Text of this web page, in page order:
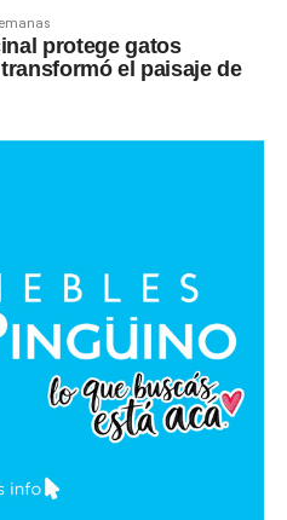
protege gatos
el paisaje de